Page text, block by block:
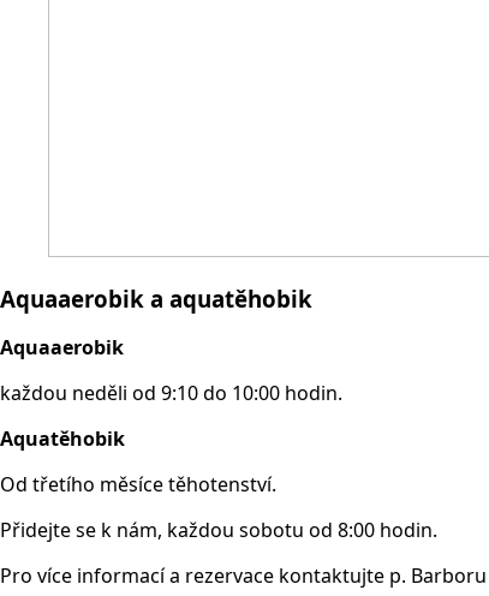
Aquaaerobik a aquatěhobik
Aquaaerobik
každou neděli od 9:10 do 10:00 hodin.
Aquatěhobik
Od třetího měsíce těhotenství.
Přidejte se k nám, každou sobotu od 8:00 hodin.
Pro více informací a rezervace kontaktujte p. Barboru